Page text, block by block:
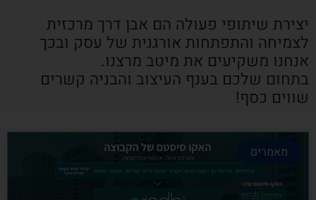
יצירת שיתופי פעולה הם אבן דרך מרכזית
לצמיחה והתפתחות אורגנית של עסק ובכך
אנחנו משקיעים את מיטב מרצנו.
בתחום שלכם בענף העיצוב והבניה קשרים
שווים כסף!
מאמרים